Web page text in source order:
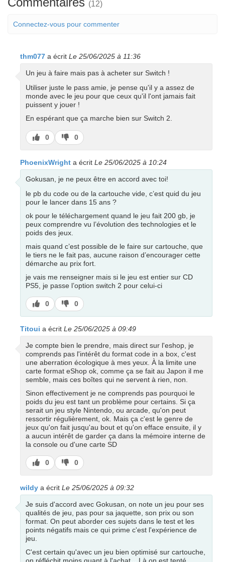
(12)
Connectez-vous pour commenter
thm077 a écrit Le 25/06/2025 à 11:36
Un jeu à faire mais pas à acheter sur Switch !
Utiliser juste le pass amie, je pense qu'il y a assez de
monde avec le jeu pour que ceux qu'il l'ont jamais fait
puissent y jouer !
En espérant que ça marche bien sur Switch 2.
J’aime
0
J’aime
pas
0
PhoenixWright a écrit Le 25/06/2025 à 10:24
Gokusan, je ne peux être en accord avec toi!
le pb du code ou de la cartouche vide, c’est quid du jeu
pour le lancer dans 15 ans ?
ok pour le téléchargement quand le jeu fait 200 gb, je
peux comprendre vu l’évolution des technologies et le
poids des jeux.
mais quand c’est possible de le faire sur cartouche, que
le tiers ne le fait pas, aucune raison d’encourager cette
démarche au prix fort.
je vais me renseigner mais si le jeu est entier sur CD
PS5, je passe l’option switch 2 pour celui-ci
J’aime
0
J’aime
pas
0
Titoui a écrit Le 25/06/2025 à 09:49
Je compte bien le prendre, mais direct sur l'eshop, je
comprends pas l'intérêt du format code in a box, c'est
une aberration écologique à mes yeux. À la limite une
carte format eShop ok, comme ça se fait au Japon il me
semble, mais ces boîtes qui ne servent à rien, non.
Sinon effectivement je ne comprends pas pourquoi le
poids du jeu est tant un problème pour certains. Si ça
serait un jeu style Nintendo, ou arcade, qu'on peut
ressortir régulièrement, ok. Mais ça c'est le genre de
jeux qu'on fait jusqu'au bout et qu'on efface ensuite, il y
a aucun intérêt de garder ça dans la mémoire interne de
la console ou d'une carte SD
J’aime
0
J’aime
pas
0
wildy a écrit Le 25/06/2025 à 09:32
Je suis d'accord avec Gokusan, on note un jeu pour ses
qualités de jeu, pas pour sa jaquette, son prix ou son
format. On peut aborder ces sujets dans le test et les
points négatifs mais ce qui prime c'est l'expérience de
jeu.
C'est certain qu'avec un jeu bien optimisé sur cartouche,